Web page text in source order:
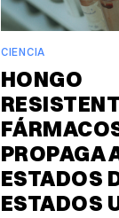
CIENCIA
HONGO
PROPAGA
ESTADOS
ESTADOS